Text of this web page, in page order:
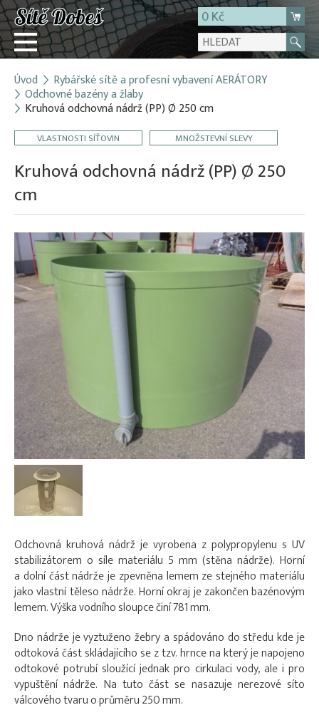
0 Kč
Přihlásit
Registrace
E-shop
O firmě
Kontakt
Úvod Rybářské sítě a profesní vybavení AERÁTORY
Odchovné bazény a žlaby
Kruhová odchovná nádrž (PP) Ø 250 cm
VLASTNOSTI SÍŤOVIN MNOŽSTEVNÍ SLEVY
Kruhová odchovná nádrž (PP) Ø 250
cm
Odchovná kruhová nádrž je vyrobena z polypropylenu s UV
stabilizátorem o síle materiálu 5 mm (stěna nádrže). Horní
a dolní část nádrže je zpevněna lemem ze stejného materiálu
jako vlastní těleso nádrže. Horní okraj je zakončen bazénovým
lemem. Výška vodního sloupce činí 781 mm.
Dno nádrže je vyztuženo žebry a spádováno do středu kde je
odtoková část skládajícího se z tzv. hrnce na který je napojeno
odtokové potrubí sloužící jednak pro cirkulaci vody, ale i pro
vypuštění nádrže. Na tuto část se nasazuje nerezové síto
válcového tvaru o průměru 250 mm.